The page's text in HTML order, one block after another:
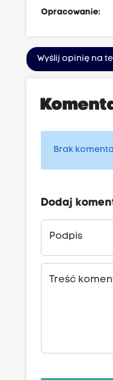
Opracowanie:
Wyślij opinię na
Brak
Dodaj
Podpis
Treść